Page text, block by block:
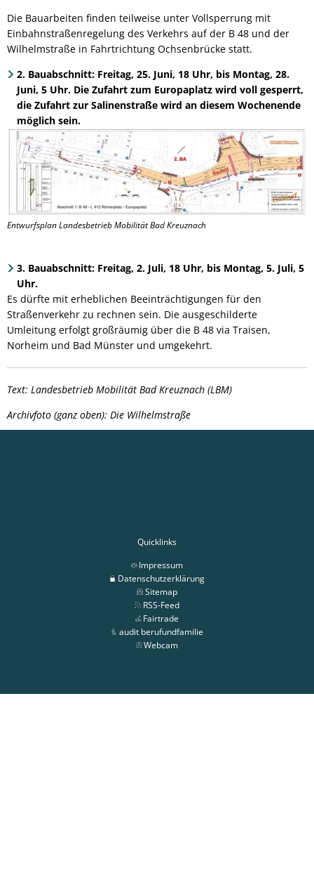
Die Bauarbeiten finden teilweise unter Vollsperrung mit
Einbahnstraßenregelung des Verkehrs auf der B 48 und der
Wilhelmstraße in Fahrtrichtung Ochsenbrücke statt.
2. Bauabschnitt: Freitag, 25. Juni, 18 Uhr, bis Montag, 28.
Juni, 5 Uhr. Die Zufahrt zum Europaplatz wird voll gesperrt,
die Zufahrt zur Salinenstraße wird an diesem Wochenende
möglich sein.
Entwurfsplan Landesbetrieb Mobilität Bad Kreuznach
3. Bauabschnitt: Freitag, 2. Juli, 18 Uhr, bis Montag, 5. Juli, 5
Uhr.
Es dürfte mit erheblichen Beeinträchtigungen für den
Straßenverkehr zu rechnen sein. Die ausgeschilderte
Umleitung erfolgt großräumig über die B 48 via Traisen,
Norheim und Bad Münster und umgekehrt.
Text: Landesbetrieb Mobilität Bad Kreuznach (LBM)
Archivfoto (ganz oben): Die Wilhelmstraße
Quicklinks
Impressum
Datenschutzerklärung
Sitemap
RSS-Feed
Fairtrade
audit berufundfamilie
Webcam